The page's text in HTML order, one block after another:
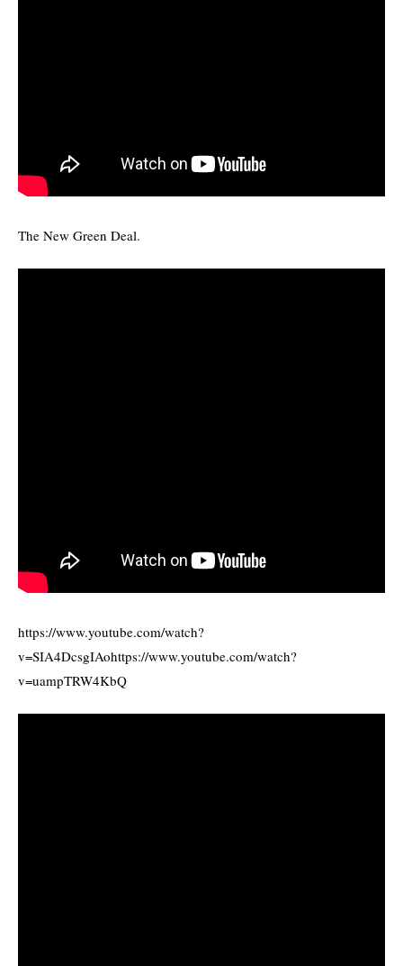
The New Green Deal.
https://www.youtube.com/watch?
v=SIA4DcsgIAohttps://www.youtube.com/watch?
v=uampTRW4KbQ